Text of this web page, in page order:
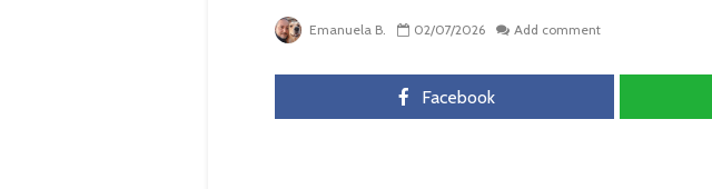
Emanuela B. 02/07/2026 Add comment
Facebook